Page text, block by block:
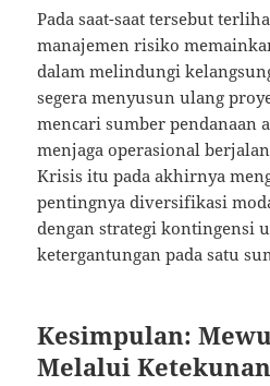
Pada saat-saat tersebut
manajemen risiko
dalam melindungi
segera menyusun ulang
mencari sumber pendanaan
menjaga operasional
Krisis itu pada akhirnya
pentingnya diversifikasi
dengan strategi kontingensi
ketergantungan pada satu
Kesimpulan:
Melalui Ketekunan